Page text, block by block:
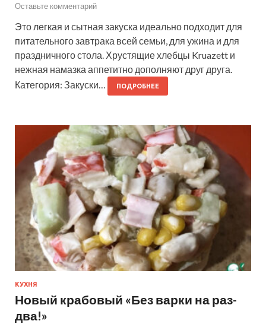
Оставьте комментарий
Это легкая и сытная закуска идеально подходит для
питательного завтрака всей семьи, для ужина и для
праздничного стола. Хрустящие хлебцы Kruazett и
нежная намазка аппетитно дополняют друг друга.
Категория: Закуски…
ПОДРОБНЕЕ
КУХНЯ
Новый крабовый «Без варки на раз-
два!»